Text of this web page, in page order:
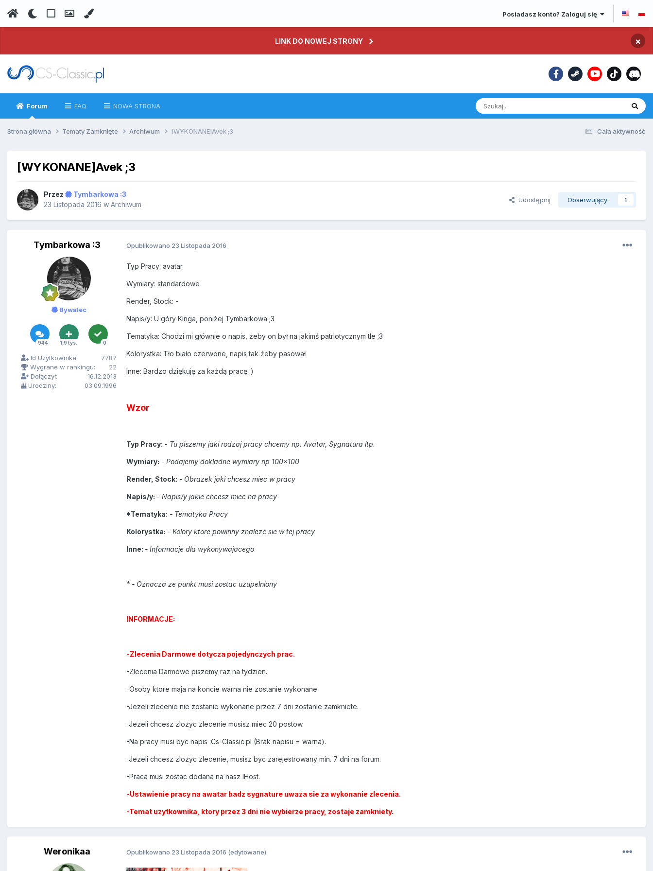
Posiadasz konto? Zaloguj się
LINK DO NOWEJ STRONY ×
Forum FAQ NOWA STRONA
Cała aktywność
Strona główna Tematy Zamknięte Archiwum [WYKONANE]Avek ;3
[WYKONANE]Avek ;3
Przez
Tymbarkowa :3
23 Listopada 2016 w Archiwum
Udostępnij Obserwujący 1
Tymbarkowa :3
Bywalec
944 1,9 tys. 0
Id Użytkownika:
7787
Wygrane w rankingu:
22
Dołączył:
16.12.2013
Urodziny:
03.09.1996
Opublikowano 23 Listopada 2016
Typ Pracy: avatar
Wymiary: standardowe
Render, Stock: -
Napis/y: U góry Kinga, poniżej Tymbarkowa ;3
Tematyka: Chodzi mi głównie o napis, żeby on był na jakimś patriotycznym tle ;3
Kolorystka: Tło biało czerwone, napis tak żeby pasował
Inne: Bardzo dziękuję za każdą pracę :)
Wzor
Typ Pracy: - Tu piszemy jaki rodzaj pracy chcemy np. Avatar, Sygnatura itp.
Wymiary: - Podajemy dokladne wymiary np 100x100
Render, Stock: - Obrazek jaki chcesz miec w pracy
Napis/y: - Napis/y jakie chcesz miec na pracy
*Tematyka: - Tematyka Pracy
Kolorystka: - Kolory ktore powinny znalezc sie w tej pracy
Inne: - Informacje dla wykonywajacego
* - Oznacza ze punkt musi zostac uzupelniony
INFORMACJE:
-Zlecenia Darmowe dotycza pojedynczych prac.
-Zlecenia Darmowe piszemy raz na tydzien.
-Osoby ktore maja na koncie warna nie zostanie wykonane.
-Jezeli zlecenie nie zostanie wykonane przez 7 dni zostanie zamkniete.
-Jezeli chcesz zlozyc zlecenie musisz miec 20 postow.
-Na pracy musi byc napis :Cs-Classic.pl (Brak napisu = warna).
-Jezeli chcesz zlozyc zlecenie, musisz byc zarejestrowany min. 7 dni na forum.
-Praca musi zostac dodana na nasz IHost.
-Ustawienie pracy na awatar badz sygnature uwaza sie za wykonanie zlecenia.
-Temat uzytkownika, ktory przez 3 dni nie wybierze pracy, zostaje zamkniety.
Weronikaa Opublikowano 23 Listopada 2016 (edytowane)